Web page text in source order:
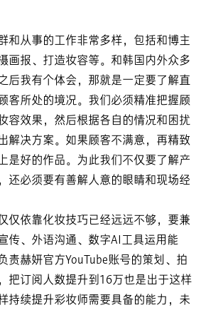
和从事的工作非常多样，包括和博主
画报、打造妆容等。和韩国内外众多
后我有个体会，那就是一定要了解直
客所处的境况。我们必须精准把握顾
容效果，然后根据各自的情况和困扰
解决方案。如果顾客不满意，再精致
是好的作品。为此我们不仅要了解产
还必须要有善解人意的眼睛和现场经
仅依靠化妆技巧已经远远不够，要兼
传、外语沟通、数字AI工具运用能
责赫妍官方YouTube账号的策划、拍
把订阅人数提升到16万也是出于这样
持续提升彩妆师需要具备的能力，未